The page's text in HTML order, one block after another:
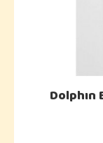
Dolphın